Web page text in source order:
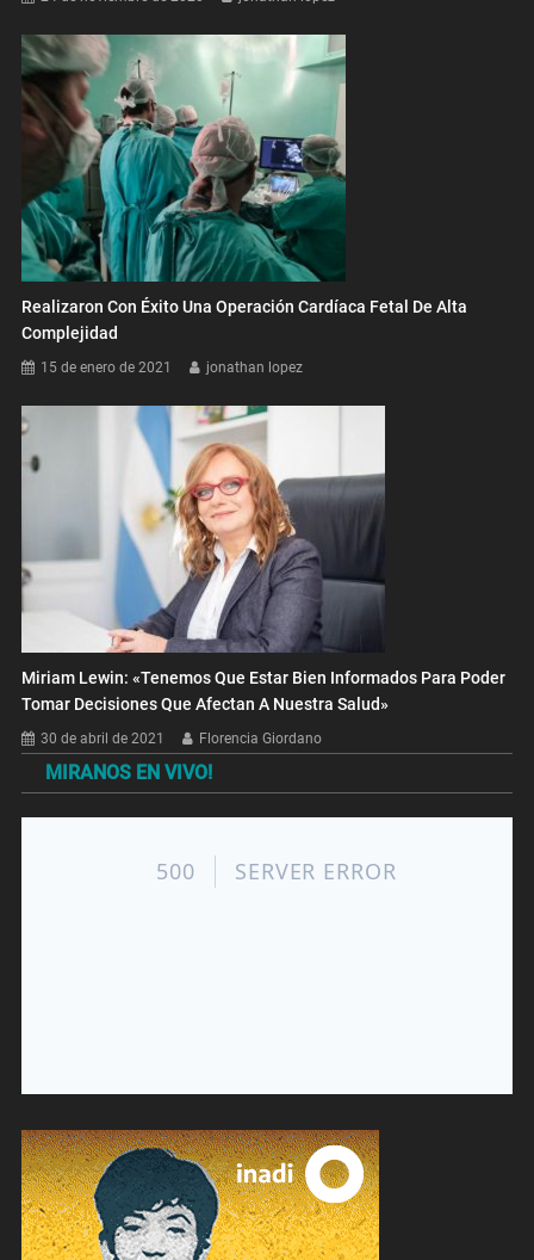
Realizaron Con Éxito Una Operación Cardíaca Fetal De Alta
Complejidad
15 de enero de 2021 jonathan lopez
Miriam Lewin: «Tenemos Que Estar Bien Informados Para Poder
Tomar Decisiones Que Afectan A Nuestra Salud»
30 de abril de 2021 Florencia Giordano
MIRANOS EN VIVO!